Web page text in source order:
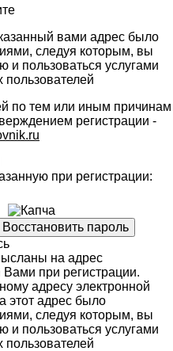
вами адрес было
следуя которым, вы
и пользоваться услугами
пользователей
по тем или иным причинам
регистрации -
при регистрации:
на адрес
при регистрации.
адресу электронной
этот адрес было
следуя которым, вы
и пользоваться услугами
пользователей